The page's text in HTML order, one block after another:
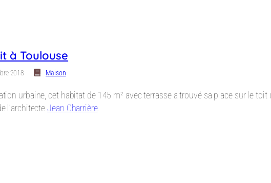
à Toulouse
2018 Maison
urbaine, cet habitat de 145 m² avec terrasse a trouvé sa place sur le
l’architecteJean Charrière.